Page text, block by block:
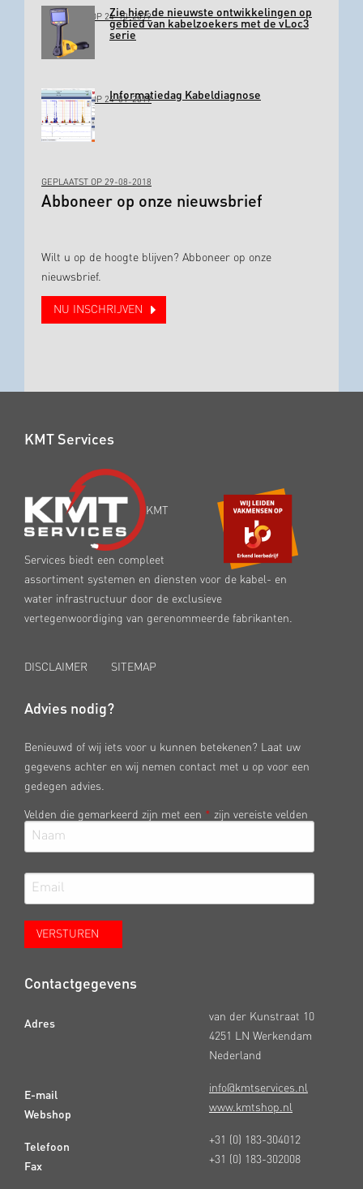
GEPLAATST OP 24-10-2019Zie hier de nieuwste ontwikkelingen op
gebied van kabelzoekers met de vLoc3
serie
GEPLAATST OP 24-01-2019Informatiedag Kabeldiagnose
GEPLAATST OP 29-08-2018
Abboneer op onze nieuwsbrief
Wilt u op de hoogte blijven? Abboneer op onze
nieuwsbrief.
NU INSCHRIJVEN
KMT Services
KMT
Services biedt een compleet
assortiment systemen en diensten voor de kabel- en
water infrastructuur door de exclusieve
vertegenwoordiging van gerenommeerde fabrikanten.
DISCLAIMER SITEMAP
Advies nodig?
Benieuwd of wij iets voor u kunnen betekenen? Laat uw
gegevens achter en wij nemen contact met u op voor een
gedegen advies.
Velden die gemarkeerd zijn met een * zijn vereiste velden
Contactgegevens
Adres
E-mail
Webshop
Telefoon
Fax
van der Kunstraat 10
4251 LN Werkendam
Nederland
info@kmtservices.nl
www.kmtshop.nl
+31 (0) 183-304012
+31 (0) 183-302008